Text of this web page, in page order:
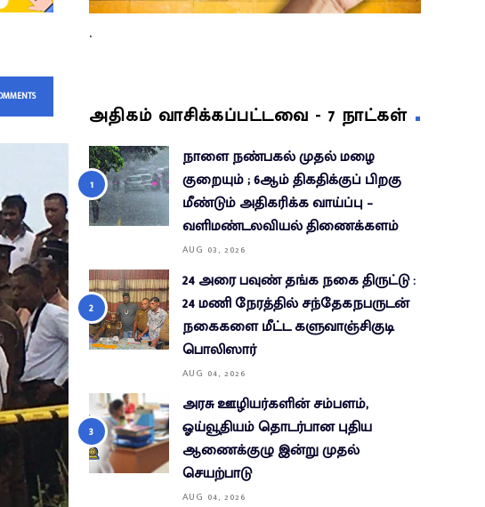
.
அதிகம் வாசிக்கப்பட்டவை - 7 நாட்கள்
நாளை நண்பகல் முதல் மழை
குறையும் ; 6ஆம் திகதிக்குப் பிறகு
மீண்டும் அதிகரிக்க வாய்ப்பு –
வளிமண்டலவியல் திணைக்களம்
AUG 03, 2026
24 அரை பவுண் தங்க நகை திருட்டு :
24 மணி நேரத்தில் சந்தேகநபருடன்
நகைகளை மீட்ட களுவாஞ்சிகுடி
பொலிஸார்
AUG 04, 2026
அரசு ஊழியர்களின் சம்பளம்,
ஓய்வூதியம் தொடர்பான புதிய
ஆணைக்குழு இன்று முதல்
செயற்பாடு
AUG 04, 2026